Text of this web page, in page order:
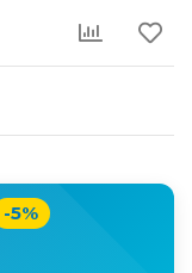
-5%